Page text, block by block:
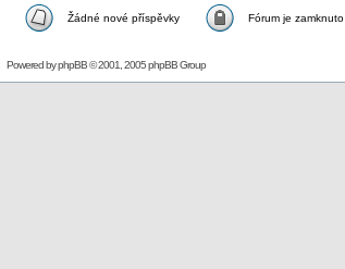
Žádné nové příspěvky Fórum je zamknuto
Powered byphpBB© 2001, 2005 phpBB Group